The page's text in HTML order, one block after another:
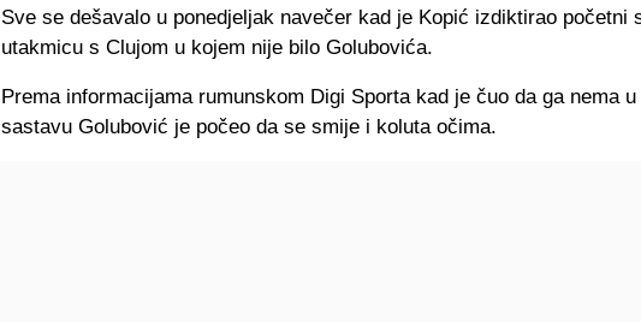
Sve se dešavalo u ponedjeljak navečer kad je Kopić izdiktirao početni
utakmicu s Clujom u kojem nije bilo Golubovića.
Prema informacijama rumunskom Digi Sporta kad je čuo da ga nema u
sastavu Golubović je počeo da se smije i koluta očima.